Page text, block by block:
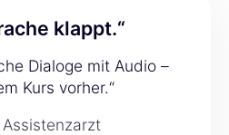
klappt.“
Dialoge mit Audio –
Kurs vorher.“